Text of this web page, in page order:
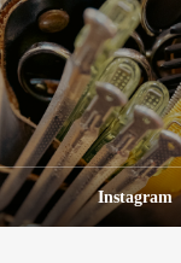
Instagram